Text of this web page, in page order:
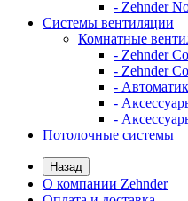
- Zehnder
Системы вентиляции
Комнатные
- Zehnder
- Zehnder
-
-
-
Потолочные системы
Назад
О компании Zehnder